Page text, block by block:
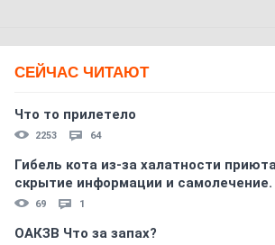
СЕЙЧАС ЧИТАЮТ
Что то прилетело
2253 64
Гибель кота из-за халатности
скрытиe информации и самолечение.
69 1
ОАКЗВ Что за запах?